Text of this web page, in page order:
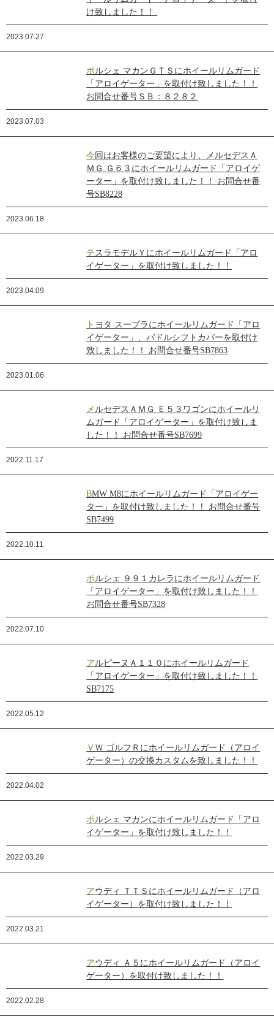
け致しました！！
2023.07.27
ポルシェ マカンＧＴＳにホイールリムガード
「アロイゲーター」を取付け致しました！！
お問合せ番号ＳＢ：８２８２
2023.07.03
今回はお客様のご要望により、メルセデスＡ
ＭＧ Ｇ６３にホイールリムガード「アロイゲ
ーター」を取付け致しました！！ お問合せ番
号SB8228
2023.06.18
テスラモデルＹにホイールリムガード「アロ
イゲーター」を取付け致しました！！
2023.04.09
トヨタ スープラにホイールリムガード「アロ
イゲーター」、パドルシフトカバーを取付け
致しました！！ お問合せ番号SB7863
2023.01.06
メルセデスＡＭＧ Ｅ５３ワゴンにホイールリ
ムガード「アロイゲーター」を取付け致しま
した！！ お問合せ番号SB7699
2022.11.17
BMW M8にホイールリムガード「アロイゲー
ター」を取付け致しました！！ お問合せ番号
SB7499
2022.10.11
ポルシェ ９９１カレラにホイールリムガード
「アロイゲーター」を取付け致しました！！
お問合せ番号SB7328
2022.07.10
アルピーヌＡ１１０にホイールリムガード
「アロイゲーター」を取付け致しました！！
SB7175
2022.05.12
ＶＷ ゴルフＲにホイールリムガード（アロイ
ゲーター）の交換カスタムを致しました！！
2022.04.02
ポルシェ マカンにホイールリムガード「アロ
イゲーター」を取付け致しました！！
2022.03.29
アウディ ＴＴＳにホイールリムガード（アロ
イゲーター）を取付け致しました！！
2022.03.21
アウディ Ａ５にホイールリムガード（アロイ
ゲーター）を取付け致しました！！
2022.02.28